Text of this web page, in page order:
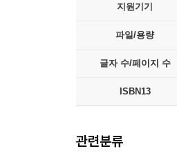
지원기기
파일/용량
글자 수/페이지 수
ISBN13
관련분류